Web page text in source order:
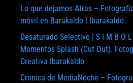
Lo que dejamos Atras –
móvil en Barakaldo | Ibarakaldo
Desaturado Selectivo | S I M B O L
Momentos Splash (Cut Out).
Creativa Ibarakaldo
Cronica de MediaNoche –